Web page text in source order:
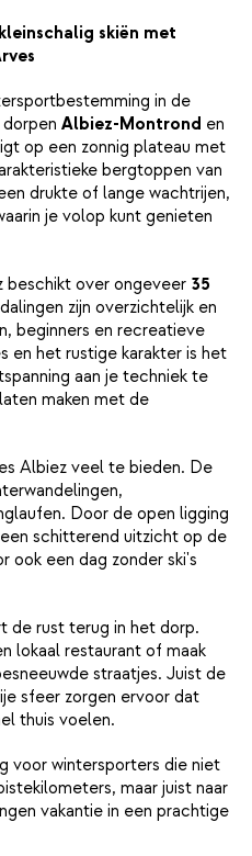
skiën met
in de
Albiez-Montrond en
op een zonnig plateau met
bergtoppen van
drukte of lange wachtrijen,
je volop kunt genieten
beschikt over ongeveer 35
zijn overzichtelijk en
beginners en recreatieve
en het rustige karakter is het
aan je techniek te
maken met de
Albiez veel te bieden. De
Door de open ligging
schitterend uitzicht op de
ook een dag zonder ski's
de rust terug in het dorp.
lokaal restaurant of maak
straatjes. Juist de
sfeer zorgen ervoor dat
thuis voelen.
voor wintersporters die niet
maar juist naar
vakantie in een prachtige